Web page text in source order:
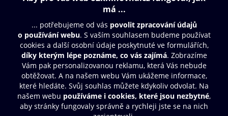
Obsah ke stažení
Moje O2 Knihovna
Další zábava
© O2 Czech Republic a.s.